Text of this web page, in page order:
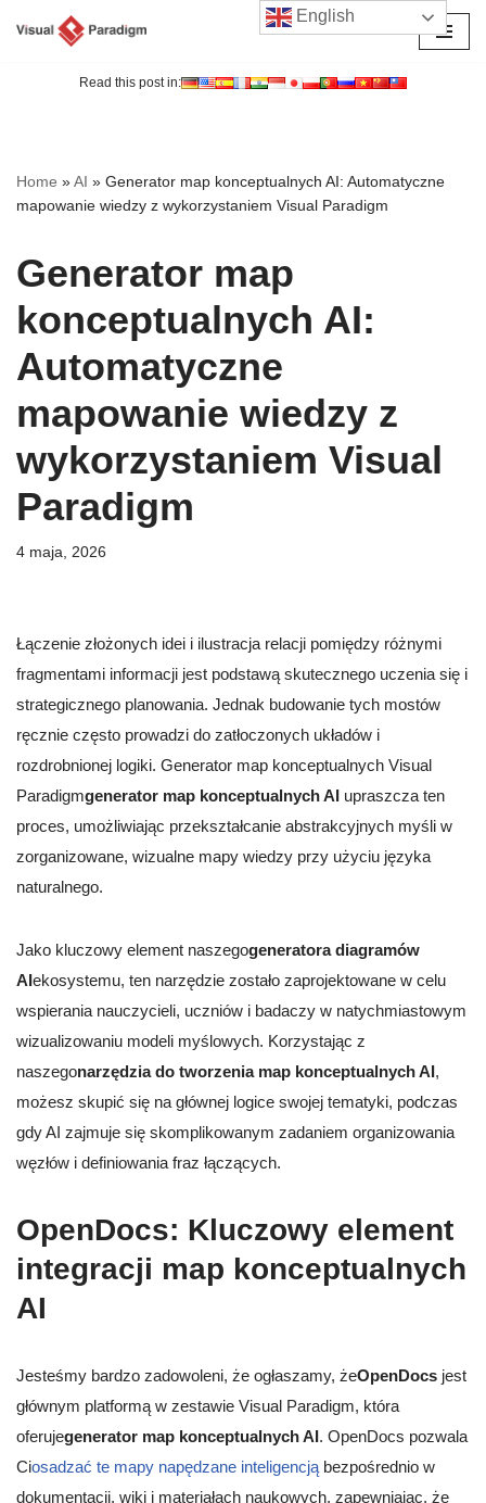
Read this post in:
Home »AI » Generator map konceptualnych AI: Automatyczne
mapowanie wiedzy z wykorzystaniem Visual Paradigm
Generator map
konceptualnych AI:
Automatyczne
mapowanie wiedzy z
wykorzystaniem Visual
Paradigm
4 maja, 2026
Łączenie złożonych idei i ilustracja relacji pomiędzy różnymi
fragmentami informacji jest podstawą skutecznego uczenia się i
strategicznego planowania. Jednak budowanie tych mostów
ręcznie często prowadzi do zatłoczonych układów i
rozdrobnionej logiki. Generator map konceptualnych Visual
Paradigmgenerator map konceptualnych AI upraszcza ten
proces, umożliwiając przekształcanie abstrakcyjnych myśli w
zorganizowane, wizualne mapy wiedzy przy użyciu języka
naturalnego.
Jako kluczowy element naszegogeneratora diagramów
AIekosystemu, ten narzędzie zostało zaprojektowane w celu
wspierania nauczycieli, uczniów i badaczy w natychmiastowym
wizualizowaniu modeli myślowych. Korzystając z
naszegonarzędzia do tworzenia map konceptualnych AI,
możesz skupić się na głównej logice swojej tematyki, podczas
gdy AI zajmuje się skomplikowanym zadaniem organizowania
węzłów i definiowania fraz łączących.
OpenDocs: Kluczowy element
integracji map konceptualnych
AI
Jesteśmy bardzo zadowoleni, że ogłaszamy, żeOpenDocs jest
głównym platformą w zestawie Visual Paradigm, która
oferujegenerator map konceptualnych AI. OpenDocs pozwala
Ciosadzać te mapy napędzane inteligencją bezpośrednio w
dokumentacji, wiki i materiałach naukowych, zapewniając, że
English